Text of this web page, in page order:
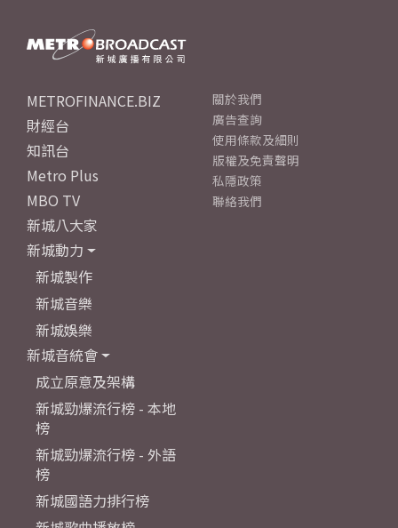
METROFINANCE.BIZ
財經台
知訊台
Metro Plus
MBO TV
新城八大家
新城動力
新城製作
新城音樂
新城娛樂
新城音統會
成立原意及架構
新城勁爆流行榜 - 本地
榜
新城勁爆流行榜 - 外語
榜
新城國語力排行榜
關於我們
廣告查詢
使用條款及細則
版權及免責聲明
私隱政策
聯絡我們